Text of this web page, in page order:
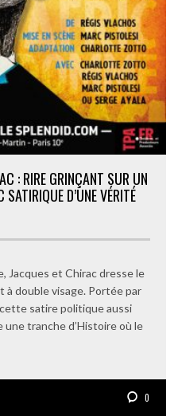
: RIRE GRINÇANT SUR UN
SATIRIQUE D’UNE VÉRITÉ
Jacques et Chirac dresse le
à double visage. Portée par
satire politique aussi
tranche d’Histoire où le
0